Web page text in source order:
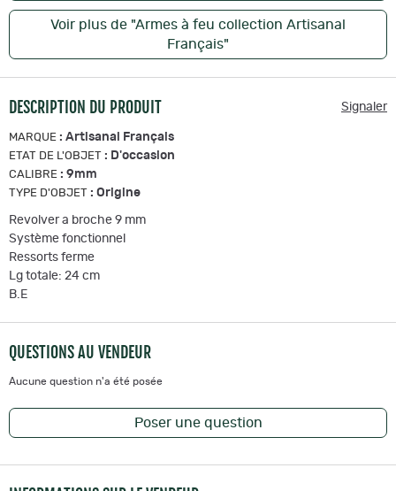
Voir plus de "Armes à feu collection Artisanal
Français"
DESCRIPTION DU PRODUIT Signaler
MARQUE : Artisanal Français
ETAT DE L'OBJET : D'occasion
CALIBRE : 9mm
TYPE D'OBJET : Origine
Revolver a broche 9 mm
Système fonctionnel
Ressorts ferme
Lg totale: 24 cm
B.E
QUESTIONS AU VENDEUR
Aucune question n'a été posée
Poser une question